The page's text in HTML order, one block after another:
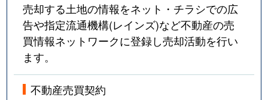
売却する土地の情報をネット・チラシでの広
告や指定流通機構(レインズ)など不動産の売
買情報ネットワークに登録し売却活動を行い
ます。
不動産売買契約